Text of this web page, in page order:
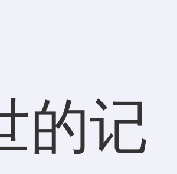
的记